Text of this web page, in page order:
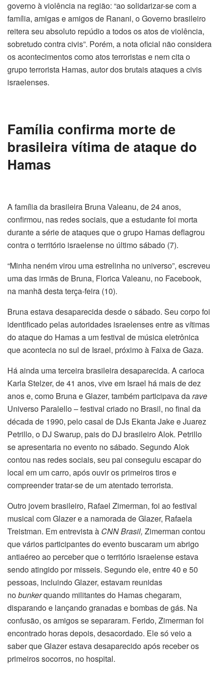
governo à violência na região: “ao solidarizar-se com a
família, amigas e amigos de Ranani, o Governo brasileiro
reitera seu absoluto repúdio a todos os atos de violência,
sobretudo contra civis”. Porém, a nota oficial não considera
os acontecimentos como atos terroristas e nem cita o
grupo terrorista Hamas, autor dos brutais ataques a civis
israelenses.
Família confirma morte de
brasileira vítima de ataque do
Hamas
A família da brasileira Bruna Valeanu, de 24 anos,
confirmou, nas redes sociais, que a estudante foi morta
durante a série de ataques que o grupo Hamas deflagrou
contra o território israelense no último sábado (7).
“Minha neném virou uma estrelinha no universo”, escreveu
uma das irmãs de Bruna, Florica Valeanu, no Facebook,
na manhã desta terça-feira (10).
Bruna estava desaparecida desde o sábado. Seu corpo foi
identificado pelas autoridades israelenses entre as vítimas
do ataque do Hamas a um festival de música eletrônica
que acontecia no sul de Israel, próximo à Faixa de Gaza.
Há ainda uma terceira brasileira desaparecida. A carioca
Karla Stelzer, de 41 anos, vive em Israel há mais de dez
anos e, como Bruna e Glazer, também participava darave
Universo Paralello – festival criado no Brasil, no final da
década de 1990, pelo casal de DJs Ekanta Jake e Juarez
Petrillo, o DJ Swarup, pais do DJ brasileiro Alok. Petrillo
se apresentaria no evento no sábado. Segundo Alok
contou nas redes sociais, seu pai conseguiu escapar do
local em um carro, após ouvir os primeiros tiros e
compreender tratar-se de um atentado terrorista.
Outro jovem brasileiro, Rafael Zimerman, foi ao festival
musical com Glazer e a namorada de Glazer, Rafaela
Treistman. Em entrevista à CNN Brasil, Zimerman contou
que vários participantes do evento buscaram um abrigo
antiaéreo ao perceber que o território israelense estava
sendo atingido por misseis. Segundo ele, entre 40 e 50
pessoas, incluindo Glazer, estavam reunidas
nobunkerquando militantes do Hamas chegaram,
disparando e lançando granadas e bombas de gás. Na
confusão, os amigos se separaram. Ferido, Zimerman foi
encontrado horas depois, desacordado. Ele só veio a
saber que Glazer estava desaparecido após receber os
primeiros socorros, no hospital.